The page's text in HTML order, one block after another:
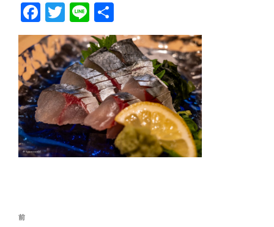
F
a
c
e
b
o
o
k
T
wi
tt
er
Li
n
e
有
投
前
前